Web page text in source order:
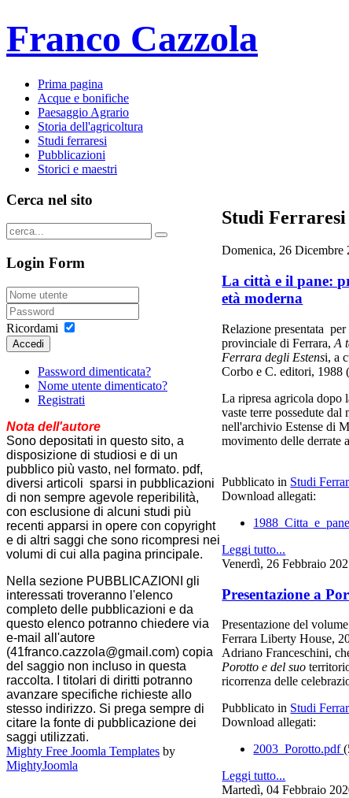
Franco Cazzola
Prima pagina
Acque e bonifiche
Paesaggio Agrario
Storia dell'agricoltura
Studi ferraresi
Pubblicazioni
Storici e maestri
Studi Ferraresi
Domenica, 26 Dicembre
La città e il pane:
età moderna
Relazione presentata
provinciale di Ferrara,A
Ferrara degli Estensi, a
Corbo e C. editori, 1988
La ripresa agricola dopo
vaste terre possedute
nell'archivio Estense di
movimento delle derrate
Pubblicato in Studi
Download allegati:
Leggi tutto...
Venerdì, 26 Febbraio
Presentazione a
Presentazione del volume
Ferrara Liberty House,
Adriano Franceschini,
Porotto e del suo
ricorrenza delle
Pubblicato in Studi
Download allegati:
2003_Porotto.pdf
Leggi tutto...
Martedì, 04 Febbraio
Cerca nel sito
Login Form
Ricordami
Accedi
Password dimenticata?
Nome utente dimenticato?
Registrati
Nota dell'autore
Sono depositati in questo sito, a
disposizione di studiosi e di un
pubblico più vasto, nel formato. pdf,
diversi articoli sparsi in pubblicazioni
di non sempre agevole reperibilità,
con esclusione di alcuni studi più
recenti apparsi in opere con copyright
e di altri saggi che sono ricompresi nei
volumi di cui alla pagina principale.
Nella sezione PUBBLICAZIONI gli
interessati troveranno l'elenco
completo delle pubblicazioni e da
questo elenco potranno chiedere via
e-mail all'autore
(41franco.cazzola@gmail.com) copia
del saggio non incluso in questa
raccolta. I titolari di diritti potranno
avanzare specifiche richieste allo
stesso indirizzo. Si prega sempre di
citare la fonte di pubblicazione dei
saggi utilizzati.
Mighty Free Joomla Templates by
MightyJoomla